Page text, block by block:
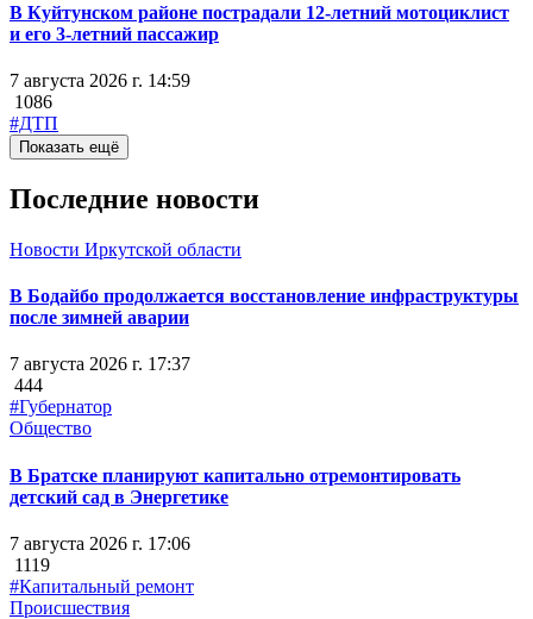
В Куйтунском районе пострадали 12-летний мотоциклист
и его 3-летний пассажир
7 августа 2026 г. 14:59
1086
#ДТП
Показать ещё
Последние новости
Новости Иркутской области
В Бодайбо продолжается восстановление инфраструктуры
после зимней аварии
7 августа 2026 г. 17:37
444
#Губернатор
Общество
В Братске планируют капитально отремонтировать
детский сад в Энергетике
7 августа 2026 г. 17:06
1119
#Капитальный ремонт
Происшествия